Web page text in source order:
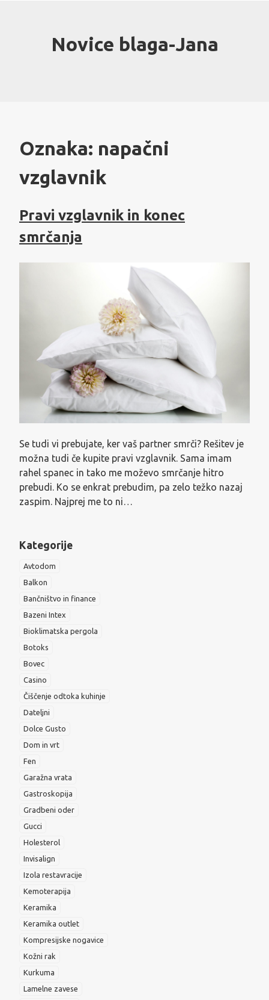
Novice blaga-Jana
Oznaka: napačni
vzglavnik
Pravi vzglavnik in konec
smrčanja
Se tudi vi prebujate, ker vaš partner smrči? Rešitev je
možna tudi če kupite pravi vzglavnik. Sama imam
rahel spanec in tako me moževo smrčanje hitro
prebudi. Ko se enkrat prebudim, pa zelo težko nazaj
zaspim. Najprej me to ni…
Kategorije
Avtodom
Balkon
Bančništvo in finance
Bazeni Intex
Bioklimatska pergola
Botoks
Bovec
Casino
Čiščenje odtoka kuhinje
Dateljni
Dolce Gusto
Dom in vrt
Fen
Garažna vrata
Gastroskopija
Gradbeni oder
Gucci
Holesterol
Invisalign
Izola restavracije
Kemoterapija
Keramika
Keramika outlet
Kompresijske nogavice
Kožni rak
Kurkuma
Lamelne zavese